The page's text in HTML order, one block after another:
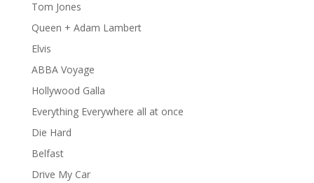
Tom Jones
Queen + Adam Lambert
Elvis
ABBA Voyage
Hollywood Galla
Everything Everywhere all at once
Die Hard
Belfast
Drive My Car